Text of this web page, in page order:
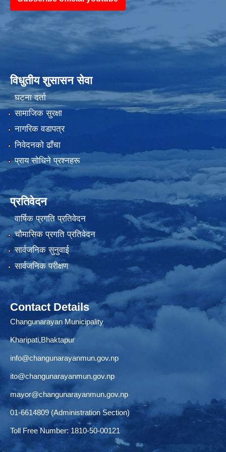
विधुतीय शुसासन सेवा
घटना दर्ता
सामाजिक सुरक्षा
नागरिक वडापत्र
निवेदनको ढाँचा
प्राय साेधिने प्रश्नहरू
प्रतिवेदन
वार्षिक प्रगति प्रतिवेदन
चौमासिक प्रगति प्रतिवेदन
सार्वजनिक सुनुवाई
सार्वजनिक परीक्षण
Contact Details
Changunarayan Municipality
Kharipati,Bhaktapur
info@changunarayanmun.gov.np
ito@changunarayanmun.gov.np
mayor@changunarayanmun.gov.np
01-6614809 (Administration Section)
Toll Free Number: 1810-50-00121